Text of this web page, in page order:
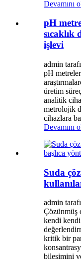
Devamını
pH
sıcaklık
işlevi
admin
pH
üretim
analitik
metrolojik
cihazlara
Devamını
Suda
admin
Çözünmüş
kendi
kritik bir
bileşimini